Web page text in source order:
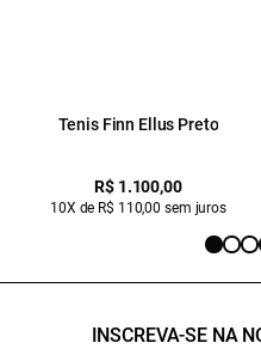
Tenis Finn Ellus Preto
R$ 1.100,00
10X de R$ 110,00 sem juros
INSCREVA-SE NA